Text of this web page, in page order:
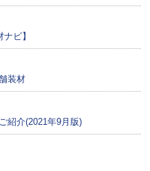
ビ】
装材
紹介(2021年9月版)